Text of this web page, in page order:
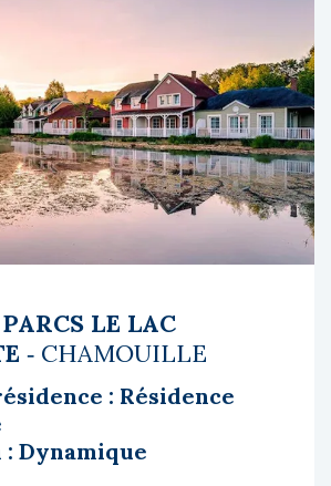
LE LAC
‐ CHAMOUILLE
: Résidence
Dynamique